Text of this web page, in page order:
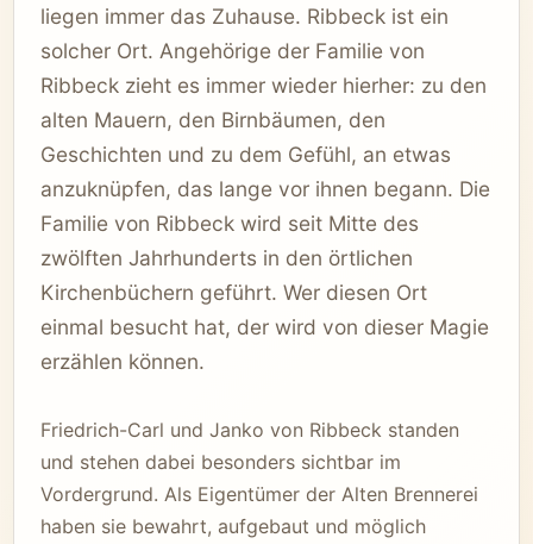
liegen immer das Zuhause. Ribbeck ist ein
solcher Ort. Angehörige der Familie von
Ribbeck zieht es immer wieder hierher: zu den
alten Mauern, den Birnbäumen, den
Geschichten und zu dem Gefühl, an etwas
anzuknüpfen, das lange vor ihnen begann. Die
Familie von Ribbeck wird seit Mitte des
zwölften Jahrhunderts in den örtlichen
Kirchenbüchern geführt. Wer diesen Ort
einmal besucht hat, der wird von dieser Magie
erzählen können.
Friedrich-Carl und Janko von Ribbeck standen
und stehen dabei besonders sichtbar im
Vordergrund. Als Eigentümer der Alten Brennerei
haben sie bewahrt, aufgebaut und möglich